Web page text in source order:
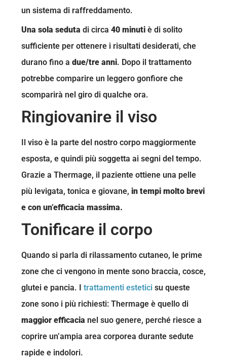
un sistema di raffreddamento.
Una sola seduta di circa 40 minuti è di solito
sufficiente per ottenere i risultati desiderati, che
durano fino a due/tre anni. Dopo il trattamento
potrebbe comparire un leggero gonfiore che
scomparirà nel giro di qualche ora.
Ringiovanire il viso
Il viso è la parte del nostro corpo maggiormente
esposta, e quindi più soggetta ai segni del tempo.
Grazie a Thermage, il paziente ottiene una pelle
più levigata, tonica e giovane, in tempi molto brevi
e con un’efficacia massima.
Tonificare il corpo
Quando si parla di rilassamento cutaneo, le prime
zone che ci vengono in mente sono braccia, cosce,
glutei e pancia. I trattamenti estetici su queste
zone sono i più richiesti: Thermage è quello di
maggior efficacia nel suo genere, perché riesce a
coprire un’ampia area corporea durante sedute
rapide e indolori.